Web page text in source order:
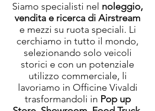
Siamo specialisti nel noleggio,
vendita e ricerca di Airstream
e mezzi su ruota speciali. Li
cerchiamo in tutto il mondo,
selezionando solo veicoli
storici e con un potenziale
utilizzo commerciale, li
lavoriamo in Officine Vivaldi
trasformandoli in Pop up